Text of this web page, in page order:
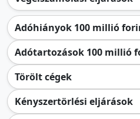
Adóhiányok 100 millió
Adótartozások 100 millió
Törölt cégek
Kényszertörlési eljárások